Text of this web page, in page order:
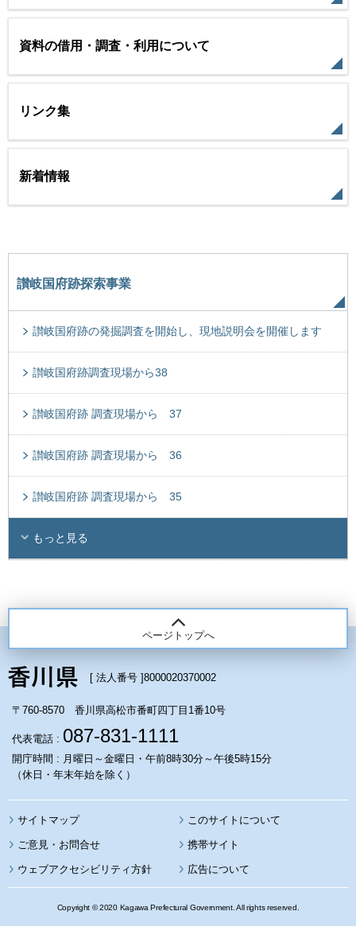
資料の借用・調査・利用について
リンク集
新着情報
讃岐国府跡探索事業
讃岐国府跡の発掘調査を開始し、現地説明会を開催します
讃岐国府跡調査現場から38
讃岐国府跡 調査現場から 37
讃岐国府跡 調査現場から 36
讃岐国府跡 調査現場から 35
もっと見る
ページトップへ
[ 法人番号 ]8000020370002
〒760-8570 香川県高松市番町四丁目1番10号
代表電話 : 087-831-1111
開庁時間 : 月曜日～金曜日・午前8時30分～午後5時15分
（休日・年末年始を除く）
サイトマップ このサイトについて
携帯サイト
ウェブアクセシビリティ方針 広告について
Copyright © 2020 Kagawa Prefectural Government. All rights reserved.